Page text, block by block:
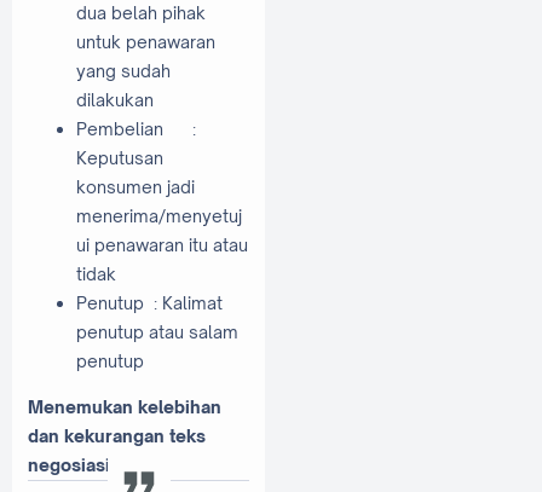
dua belah pihak
untuk penawaran
yang sudah
dilakukan
Pembelian
:
Keputusan
konsumen jadi
menerima/menyetuj
ui penawaran itu atau
tidak
Penutup : Kalimat
penutup atau salam
penutup
Menemukan kelebihan
dan kekurangan teks
negosiasi